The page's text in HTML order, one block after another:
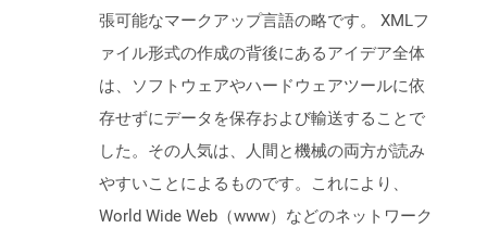
張可能なマークアップ言語の略です。 XMLフ
ァイル形式の作成の背後にあるアイデア全体
は、ソフトウェアやハードウェアツールに依
存せずにデータを保存および輸送することで
した。その人気は、人間と機械の両方が読み
やすいことによるものです。これにより、
World Wide Web（www）などのネットワーク